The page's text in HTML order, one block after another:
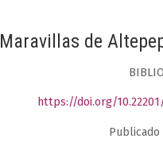
Maravillas de
https://doi.org/10.22201/
Publicado